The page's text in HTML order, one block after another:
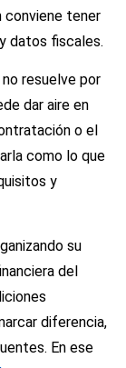
conviene tener
datos fiscales.
resuelve por
dar aire en
o el
como lo que
y
su
del
diferencia,
En ese